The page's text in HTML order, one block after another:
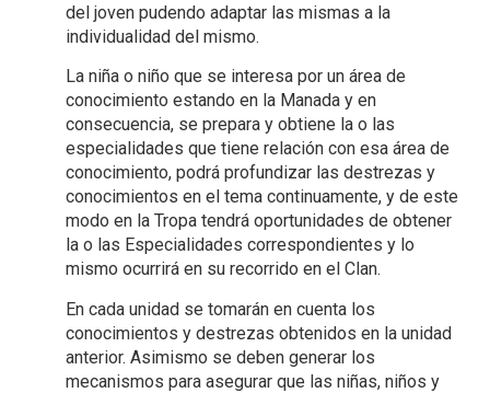
del joven pudendo adaptar las mismas a la
individualidad del mismo.
La niña o niño que se interesa por un área de
conocimiento estando en la Manada y en
consecuencia, se prepara y obtiene la o las
especialidades que tiene relación con esa área de
conocimiento, podrá profundizar las destrezas y
conocimientos en el tema continuamente, y de este
modo en la Tropa tendrá oportunidades de obtener
la o las Especialidades correspondientes y lo
mismo ocurrirá en su recorrido en el Clan.
En cada unidad se tomarán en cuenta los
conocimientos y destrezas obtenidos en la unidad
anterior. Asimismo se deben generar los
mecanismos para asegurar que las niñas, niños y